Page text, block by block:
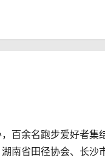
百余名跑步爱好者集结
南省田径协会、长沙